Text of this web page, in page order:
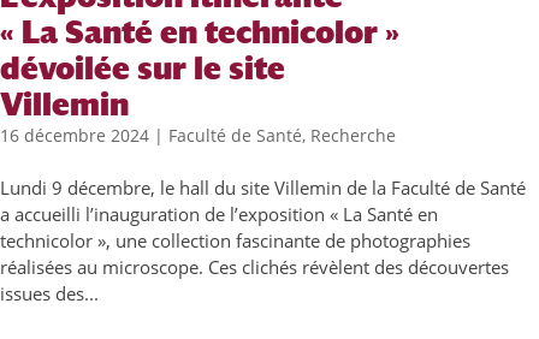
« La Santé en technicolor »
dévoilée sur le site
Villemin
16 décembre 2024 | Faculté de Santé, Recherche
Lundi 9 décembre, le hall du site Villemin de la Faculté de Santé
a accueilli l’inauguration de l’exposition « La Santé en
technicolor », une collection fascinante de photographies
réalisées au microscope. Ces clichés révèlent des découvertes
issues des...